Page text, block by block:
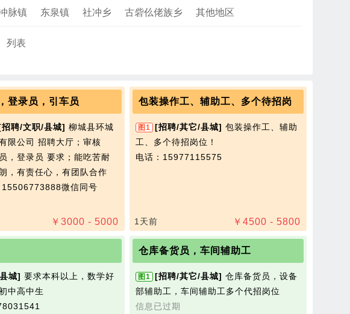
脉镇 东泉镇 社冲乡 古砦仫佬族乡 其他地区
列表
登录员，引车员
聘/文职/县城] 柳城县环城
限公司 招聘大厅；审核
，登录员 要求；能吃苦耐
，有责任心，有团队合作
15506773888微信同号
￥ 3000 - 5000
包装操作工、辅助工、多个待招岗
图1 [招聘/其它/县城] 包装操作工、辅助
工、多个待招岗位！
电话：15977115575
￥ 4500 - 5800
1天前
城] 要求本科以上，数学好
中高中生
仓库备货员，车间辅助工
图1 [招聘/其它/县城] 仓库备货员，设备
部辅助工，车间辅助工多个代招岗位
信息已过期